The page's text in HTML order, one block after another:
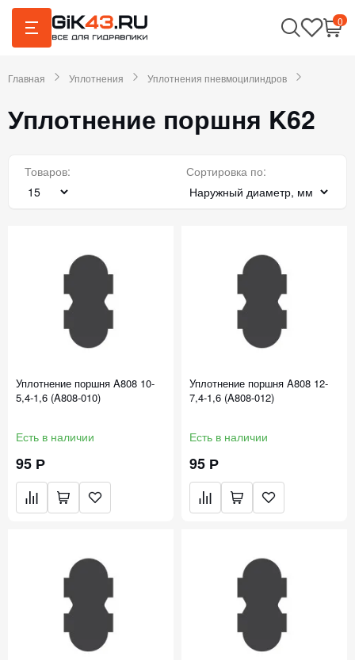
0
Главная Уплотнения Уплотнения пневмоцилиндров
Уплотнение поршня K62
Товаров: Сортировка по:
Уплотнение поршня A808 10-
5,4-1,6 (A808-010)
Есть в наличии
95 Р
Уплотнение поршня A808 12-
7,4-1,6 (A808-012)
Есть в наличии
95 Р